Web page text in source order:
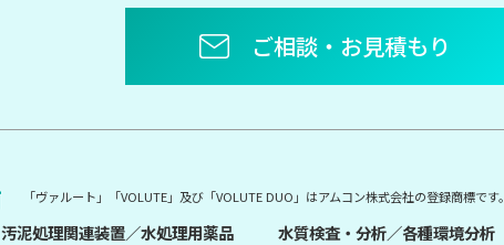
ご相談・お見積もり
「ヴァルート」「VOLUTE」及び「VOLUTE DUO」はアムコン株式会社の登録商標です。
汚泥処理関連装置／水処理用薬品
水質検査・分析／各種環境分析